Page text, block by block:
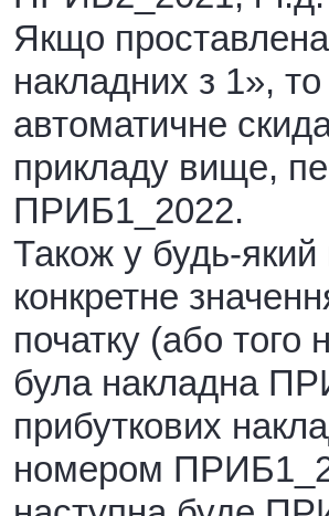
Якщо
накладних з 1»,
автоматичне
прикладу вище,
ПРИБ1_2022.
Також у будь-
конкретне
початку (або
була накладна
прибуткових
номером